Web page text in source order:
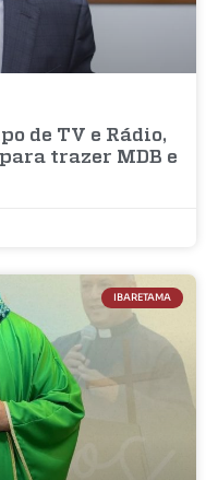
de TV e Rádio,
trazer MDB e
IBARETAMA